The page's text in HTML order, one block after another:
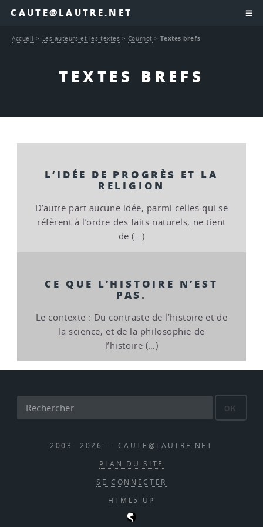
CAUTE@LAUTRE.NET
TEXTES BREFS
Accueil > Les auteurs et les textes > Cournot >Textes brefs
L’IDÉE DE PROGRÈS ET LA
RELIGION
D’autre part aucune idée, parmi celles qui se
réfèrent à l’ordre des faits naturels, ne tient
de (…)
CE QUE L’HISTOIRE N’EST
PAS.
Le contexte : Du contraste de l’histoire et de
la science, et de la philosophie de
l’histoire (…)
OK
2003- 2026 — CAUTE@LAUTRE.NET
PLAN DU SITE
SE CONNECTER
HTML5 UP